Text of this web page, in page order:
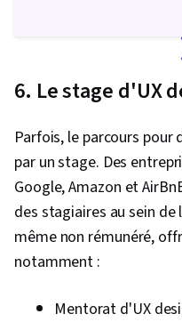
6. Le stage d'UX
Parfois, le parcours pour
par un stage. Des
Google, Amazon et
des stagiaires au sein de
même non rémunéré,
notamment :
Mentorat d'UX